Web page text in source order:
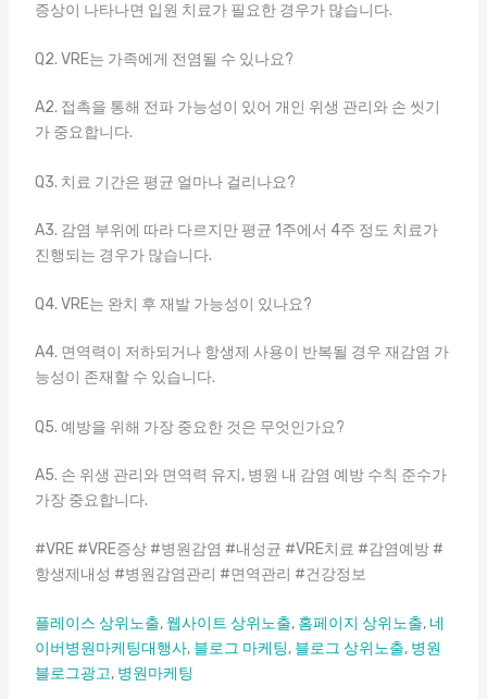
증상이 나타나면 입원 치료가 필요한 경우가 많습니다.
Q2. VRE는 가족에게 전염될 수 있나요?
A2. 접촉을 통해 전파 가능성이 있어 개인 위생 관리와 손 씻기
가 중요합니다.
Q3. 치료 기간은 평균 얼마나 걸리나요?
A3. 감염 부위에 따라 다르지만 평균 1주에서 4주 정도 치료가
진행되는 경우가 많습니다.
Q4. VRE는 완치 후 재발 가능성이 있나요?
A4. 면역력이 저하되거나 항생제 사용이 반복될 경우 재감염 가
능성이 존재할 수 있습니다.
Q5. 예방을 위해 가장 중요한 것은 무엇인가요?
A5. 손 위생 관리와 면역력 유지, 병원 내 감염 예방 수칙 준수가
가장 중요합니다.
#VRE #VRE증상 #병원감염 #내성균 #VRE치료 #감염예방 #
항생제내성 #병원감염관리 #면역관리 #건강정보
플레이스 상위노출, 웹사이트 상위노출, 홈페이지 상위노출, 네
이버병원마케팅대행사, 블로그 마케팅, 블로그 상위노출, 병원
블로그광고, 병원마케팅